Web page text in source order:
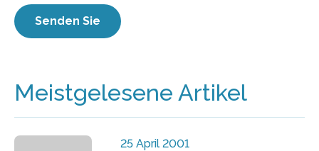
Meistgelesene Artikel
25 April 2001